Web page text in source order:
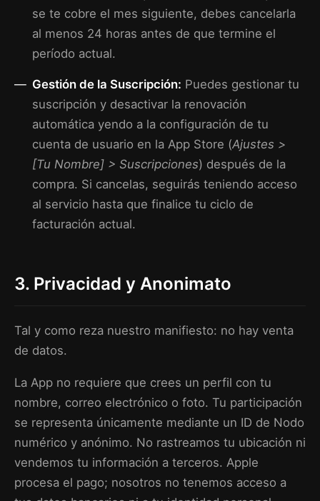
se te cobre el mes siguiente, debes cancelarla
al menos 24 horas antes de que termine el
período actual.
Gestión de la Suscripción: Puedes gestionar tu
suscripción y desactivar la renovación
automática yendo a la configuración de tu
cuenta de usuario en la App Store (Ajustes >
[Tu Nombre] > Suscripciones) después de la
compra. Si cancelas, seguirás teniendo acceso
al servicio hasta que finalice tu ciclo de
facturación actual.
3. Privacidad y Anonimato
Tal y como reza nuestro manifiesto: no hay venta
de datos.
La App no requiere que crees un perfil con tu
nombre, correo electrónico o foto. Tu participación
se representa únicamente mediante un ID de Nodo
numérico y anónimo. No rastreamos tu ubicación ni
vendemos tu información a terceros. Apple
procesa el pago; nosotros no tenemos acceso a